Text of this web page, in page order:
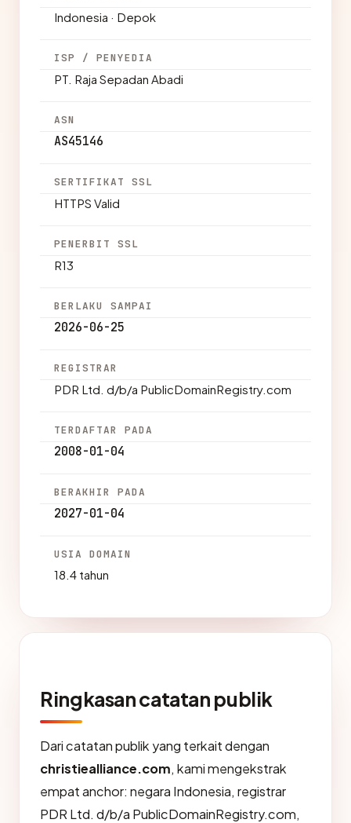
Indonesia · Depok
ISP / PENYEDIA
PT. Raja Sepadan Abadi
ASN
AS45146
SERTIFIKAT SSL
HTTPS Valid
PENERBIT SSL
R13
BERLAKU SAMPAI
2026-06-25
REGISTRAR
PDR Ltd. d/b/a PublicDomainRegistry.com
TERDAFTAR PADA
2008-01-04
BERAKHIR PADA
2027-01-04
USIA DOMAIN
18.4 tahun
Ringkasan catatan publik
Dari catatan publik yang terkait dengan
christiealliance.com, kami mengekstrak
empat anchor: negara Indonesia, registrar
PDR Ltd. d/b/a PublicDomainRegistry.com,